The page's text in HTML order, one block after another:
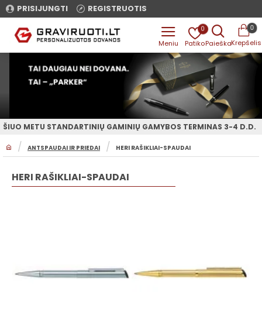
PRISIJUNGTI REGISTRUOTIS
0 0
O
ANTSPAUDAI IR PRIEDAI HERI RAŠIKLIAI-SPAUDAI
ŠIUO METU STANDARTINIŲ GAMINIŲ GAMYBOS TERMINAS 3-4 D.D.
HERI RAŠIKLIAI-SPAUDAI